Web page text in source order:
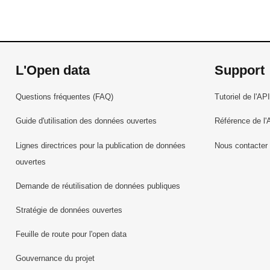
L'Open data
Questions fréquentes (FAQ)
Guide d'utilisation des données ouvertes
Lignes directrices pour la publication de données
ouvertes
Demande de réutilisation de données publiques
Stratégie de données ouvertes
Feuille de route pour l'open data
Gouvernance du projet
Support
Tutoriel de l'API
Référence de
Nous contacter